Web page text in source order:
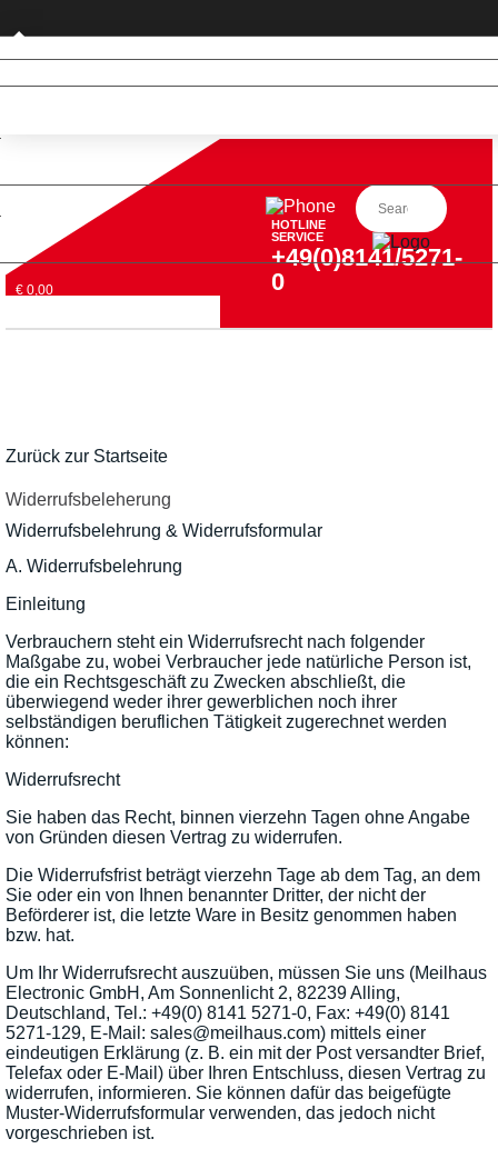
Privatkunde (nur DE)
€ 0,00
HOTLINE
SERVICE
+49(0)8141/5271-
0
Zurück zur Startseite
Widerrufsbeleherung
Widerrufsbelehrung & Widerrufsformular
A. Widerrufsbelehrung
Einleitung
Verbrauchern steht ein Widerrufsrecht nach folgender
Maßgabe zu, wobei Verbraucher jede natürliche Person ist,
die ein Rechtsgeschäft zu Zwecken abschließt, die
überwiegend weder ihrer gewerblichen noch ihrer
selbständigen beruflichen Tätigkeit zugerechnet werden
können:
Widerrufsrecht
Sie haben das Recht, binnen vierzehn Tagen ohne Angabe
von Gründen diesen Vertrag zu widerrufen.
Die Widerrufsfrist beträgt vierzehn Tage ab dem Tag, an dem
Sie oder ein von Ihnen benannter Dritter, der nicht der
Beförderer ist, die letzte Ware in Besitz genommen haben
bzw. hat.
Um Ihr Widerrufsrecht auszuüben, müssen Sie uns (Meilhaus
Electronic GmbH, Am Sonnenlicht 2, 82239 Alling,
Deutschland, Tel.: +49(0) 8141 5271-0, Fax: +49(0) 8141
5271-129, E-Mail: sales@meilhaus.com) mittels einer
eindeutigen Erklärung (z. B. ein mit der Post versandter Brief,
Telefax oder E-Mail) über Ihren Entschluss, diesen Vertrag zu
widerrufen, informieren. Sie können dafür das beigefügte
Muster-Widerrufsformular verwenden, das jedoch nicht
vorgeschrieben ist.